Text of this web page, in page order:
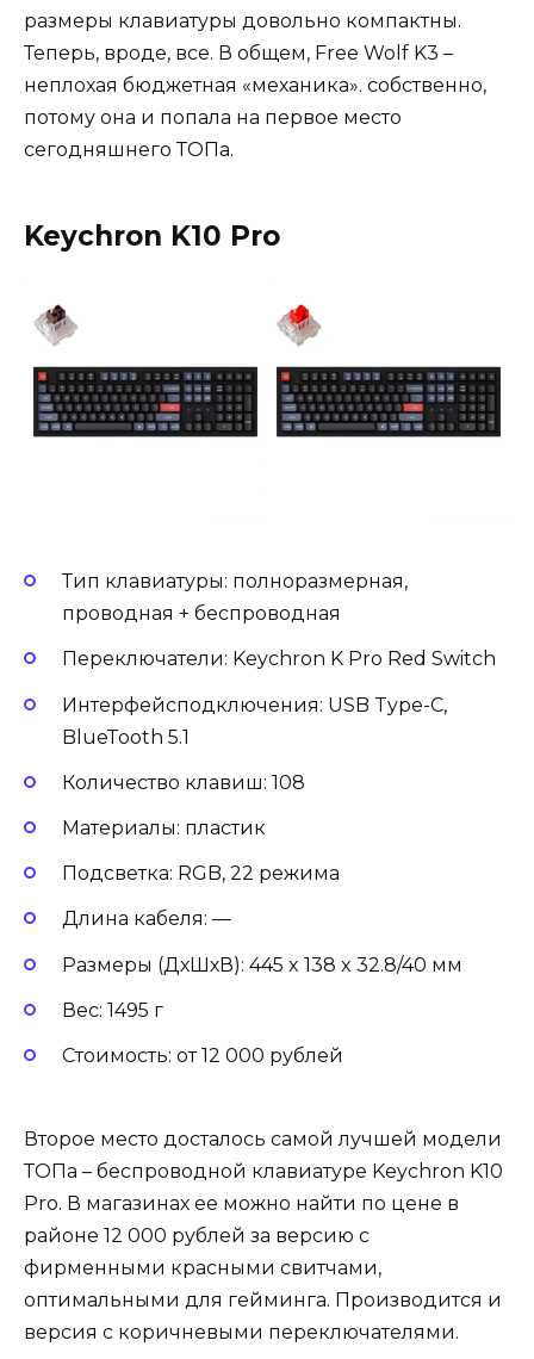
размеры клавиатуры довольно компактны.
Теперь, вроде, все. В общем, Free Wolf K3 –
неплохая бюджетная «механика». собственно,
потому она и попала на первое место
сегодняшнего ТОПа.
Keychron K10 Pro
Тип клавиатуры: полноразмерная,
проводная + беспроводная
Переключатели: Keychron K Pro Red Switch
Интерфейсподключения: USB Type-C,
BlueTooth 5.1
Количество клавиш: 108
Материалы: пластик
Подсветка: RGB, 22 режима
Длина кабеля: —
Размеры (ДхШхВ): 445 x 138 x 32.8/40 мм
Вес: 1495 г
Стоимость: от 12 000 рублей
Второе место досталось самой лучшей модели
ТОПа – беспроводной клавиатуре Keychron K10
Pro. В магазинах ее можно найти по цене в
районе 12 000 рублей за версию с
фирменными красными свитчами,
оптимальными для гейминга. Производится и
версия с коричневыми переключателями.